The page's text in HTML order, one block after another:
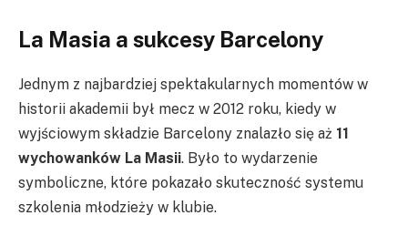
La Masia a sukcesy Barcelony
Jednym z najbardziej spektakularnych momentów w
historii akademii był mecz w 2012 roku, kiedy w
wyjściowym składzie Barcelony znalazło się aż 11
wychowanków La Masii. Było to wydarzenie
symboliczne, które pokazało skuteczność systemu
szkolenia młodzieży w klubie.